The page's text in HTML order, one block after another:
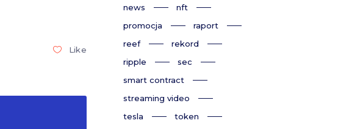
Like
news
nft
promocja
raport
reef
rekord
ripple
sec
smart contract
streaming video
tesla
token